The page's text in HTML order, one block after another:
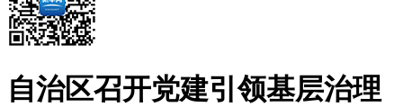
自治区召开党建引领基层治理